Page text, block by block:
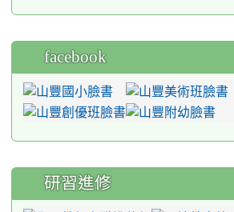
facebook
研習進修